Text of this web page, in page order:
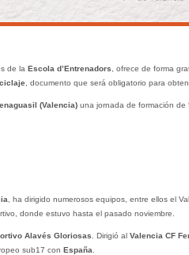
de la Escola d’Entrenadors , ofrece de forma
, documento que será obligatorio para
(Valencia)una jornada de formación de
, ha dirigido numerosos equipos, entre ellos el
donde estuvo hasta el pasado noviembre.
Alavés Gloriosas . Dirigió al Valencia CF
sub17 con España